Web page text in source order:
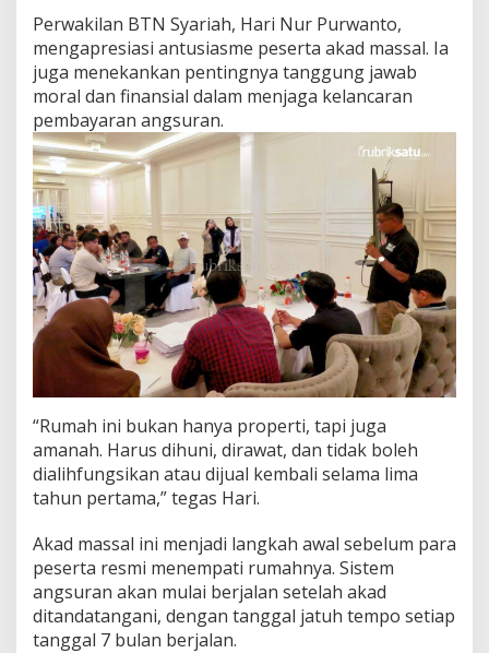
n
R
n
d
a
h
Perwakilan BTN Syariah, Hari Nur Purwanto,
mengapresiasi antusiasme peserta akad massal. Ia
juga menekankan pentingnya tanggung jawab
moral dan finansial dalam menjaga kelancaran
pembayaran angsuran.
“Rumah ini bukan hanya properti, tapi juga
amanah. Harus dihuni, dirawat, dan tidak boleh
dialihfungsikan atau dijual kembali selama lima
tahun pertama,” tegas Hari.
Akad massal ini menjadi langkah awal sebelum para
peserta resmi menempati rumahnya. Sistem
angsuran akan mulai berjalan setelah akad
ditandatangani, dengan tanggal jatuh tempo setiap
tanggal 7 bulan berjalan.